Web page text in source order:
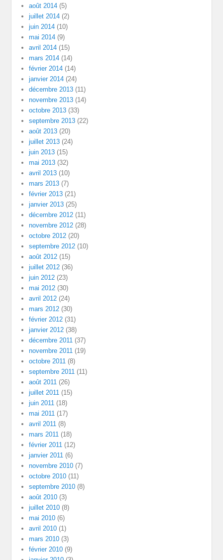
août 2014 (5)
juillet 2014 (2)
juin 2014 (10)
mai 2014 (9)
avril 2014 (15)
mars 2014 (14)
février 2014 (14)
janvier 2014 (24)
décembre 2013 (11)
novembre 2013 (14)
octobre 2013 (33)
septembre 2013 (22)
août 2013 (20)
juillet 2013 (24)
juin 2013 (15)
mai 2013 (32)
avril 2013 (10)
mars 2013 (7)
février 2013 (21)
janvier 2013 (25)
décembre 2012 (11)
novembre 2012 (28)
octobre 2012 (20)
septembre 2012 (10)
août 2012 (15)
juillet 2012 (36)
juin 2012 (23)
mai 2012 (30)
avril 2012 (24)
mars 2012 (30)
février 2012 (31)
janvier 2012 (38)
décembre 2011 (37)
novembre 2011 (19)
octobre 2011 (8)
septembre 2011 (11)
août 2011 (26)
juillet 2011 (15)
juin 2011 (18)
mai 2011 (17)
avril 2011 (8)
mars 2011 (18)
février 2011 (12)
janvier 2011 (6)
novembre 2010 (7)
octobre 2010 (11)
septembre 2010 (8)
août 2010 (3)
juillet 2010 (8)
mai 2010 (6)
avril 2010 (1)
mars 2010 (3)
février 2010 (9)